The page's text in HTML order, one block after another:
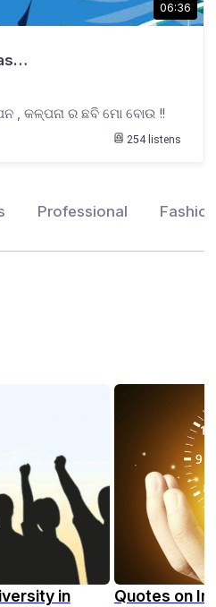
06:36
ସପନ , କଳ୍ପନା ର ଛବି ମୋ ବୋଉ !!
254listens
Professional Fashion
in
Quotes on